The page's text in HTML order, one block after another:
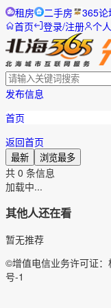
租房 二手房 365论
首页
登录/注册 个
发布信息
首页
返回首页
最新 浏览最多
共 0 条信息
加载中...
其他人还在看
暂无推荐
©增值电信业务许可证
号-1